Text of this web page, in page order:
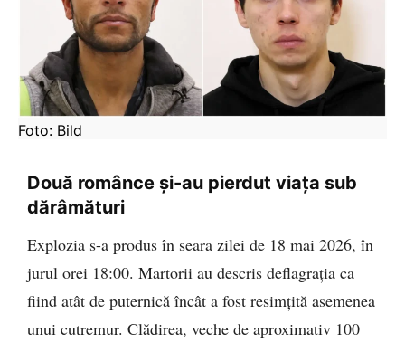
Foto: Bild
Două românce și-au pierdut viața sub
dărâmături
Explozia s-a produs în seara zilei de 18 mai 2026, în
jurul orei 18:00. Martorii au descris deflagrația ca
fiind atât de puternică încât a fost resimțită asemenea
unui cutremur. Clădirea, veche de aproximativ 100